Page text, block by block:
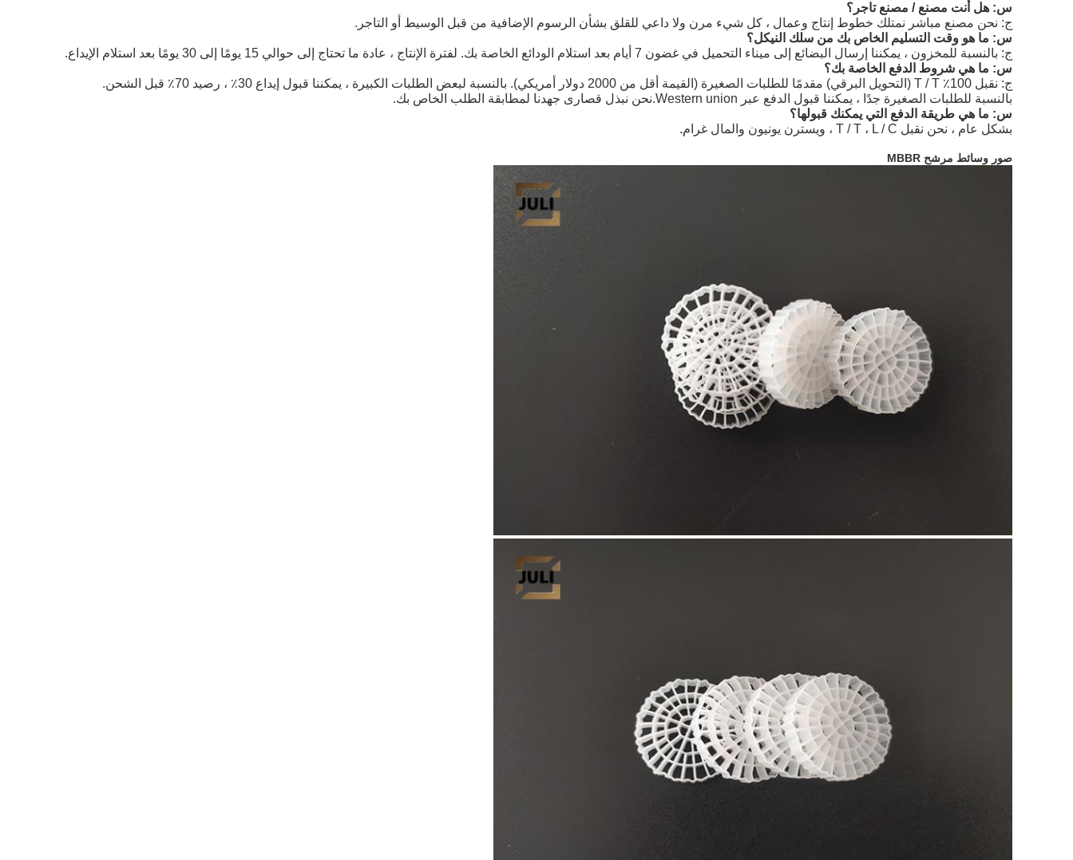
س: هل أنت مصنع / مصنع تاجر؟
ج: نحن مصنع مباشر نمتلك خطوط إنتاج وعمال ، كل شيء مرن ولا داعي للقلق بشأن الرسوم الإضافية من قبل الوسيط أو التاجر.
س: ما هو وقت التسليم الخاص بك من سلك النيكل؟
ج: بالنسبة للمخزون ، يمكننا إرسال البضائع إلى ميناء التحميل في غضون 7 أيام بعد استلام الودائع الخاصة بك. لفترة الإنتاج ، عادة ما تحتاج إلى حوالي 15 يومًا إلى 30 يومًا بعد استلام الإيداع.
س: ما هي شروط الدفع الخاصة بك؟
ج: نقبل 100٪ T / T (التحويل البرقي) مقدمًا للطلبات الصغيرة (القيمة أقل من 2000 دولار أمريكي). بالنسبة لبعض الطلبات الكبيرة ، يمكننا قبول إيداع 30٪ ، رصيد 70٪ قبل الشحن.
بالنسبة للطلبات الصغيرة جدًا ، يمكننا قبول الدفع عبر Western union.نحن نبذل قصارى جهدنا لمطابقة الطلب الخاص بك.
س: ما هي طريقة الدفع التي يمكنك قبولها؟
بشكل عام ، نحن نقبل T / T ، L / C ، ويسترن يونيون والمال غرام.
صور وسائط مرشح MBBR